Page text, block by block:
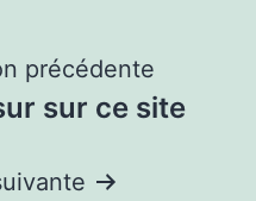
précédente
sur ce site